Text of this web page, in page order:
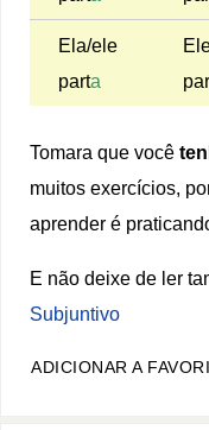
Ela/ele
parta
Tomara que você
muitos exercícios,
aprender é
E não deixe de ler
Subjuntivo
ADICIONAR A